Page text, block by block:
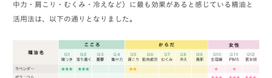
中力・肩こり・むくみ・冷えなど）に最も効果があると感じている精油と
活用法は、以下の通りとなりました。